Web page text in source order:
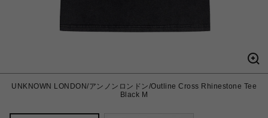
UNKNOWN LONDON/アンノンロンドン/Outline Cross Rhinestone Tee
Black M